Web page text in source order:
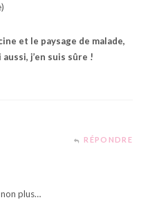
et le paysage de malade,
j’en suis sûre !
RÉPONDRE
non plus…